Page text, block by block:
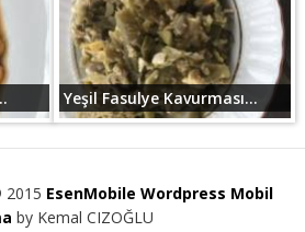
Yeşil Fasulye Kavurması...
2015 EsenMobile Wordpress Mobil
by Kemal CIZOĞLU